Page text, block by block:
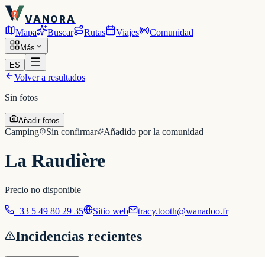
VANORA
Mapa Buscar Rutas Viajes Comunidad
Más
ES
Volver a resultados
Sin fotos
Añadir fotos
Camping Sin confirmar Añadido por la comunidad
La Raudière
Precio no disponible
+33 5 49 80 29 35 Sitio web tracy.tooth@wanadoo.fr
Incidencias recientes